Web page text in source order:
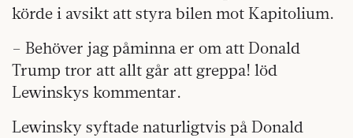
körde i avsikt att styra bilen mot Kapitolium.
– Behöver jag påminna er om att Donald
Trump tror att allt går att greppa! löd
Lewinskys kommentar.
Lewinsky syftade naturligtvis på Donald